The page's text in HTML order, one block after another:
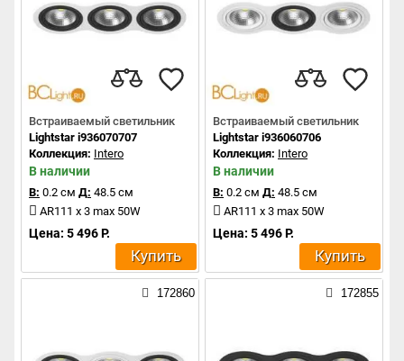
Встраиваемый светильник
Lightstar i936070707
Коллекция: Intero
В наличии
В: 0.2 см Д: 48.5 см
AR111 x 3 max 50W
Цена: 5 496 Р.
Купить
Встраиваемый светильник
Lightstar i936060706
Коллекция: Intero
В наличии
В: 0.2 см Д: 48.5 см
AR111 x 3 max 50W
Цена: 5 496 Р.
Купить
172860 172855